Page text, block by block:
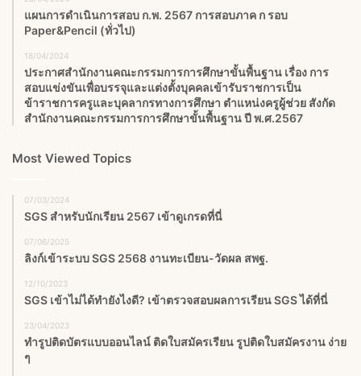
แผนการดำเนินการสอบ ก.พ. 2567 การสอบภาค ก รอบ
Paper&Pencil (ทั่วไป)
18/04/2024
ประกาศสำนักงานคณะกรรมการการศึกษาขั้นพื้นฐาน เรื่อง การ
สอบแข่งขันเพื่อบรรจุและแต่งตั้งบุคคลเข้ารับราชการเป็น
ข้าราชการครูและบุคลากรทางการศึกษา ตำแหน่งครูผู้ช่วย สังกัด
สำนักงานคณะกรรมการการศึกษาขั้นพื้นฐาน ปี พ.ศ.2567
Most Viewed Topics
07/03/2024
SGS สําหรับนักเรียน 2567 เข้าดูเกรดที่นี่
07/06/2025
ลิงก์เข้าระบบ SGS 2568 งานทะเบียน-วัดผล สพฐ.
12/10/2023
SGS เข้าไม่ได้ทำยังไงดี? เข้าตรวจสอบผลการเรียน SGS ได้ที่นี่
23/04/2023
ทำรูปติดบัตรแบบออนไลน์ ติดใบสมัครเรียน รูปติดใบสมัครงาน ง่าย
ๆ